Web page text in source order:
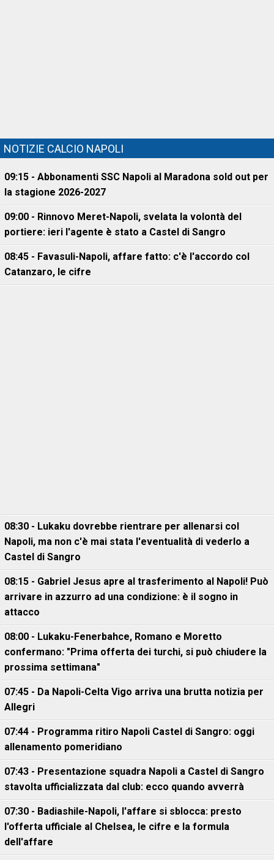
NOTIZIE CALCIO NAPOLI
09:15 - Abbonamenti SSC Napoli al Maradona sold out per
la stagione 2026-2027
09:00 - Rinnovo Meret-Napoli, svelata la volontà del
portiere: ieri l'agente è stato a Castel di Sangro
08:45 - Favasuli-Napoli, affare fatto: c'è l'accordo col
Catanzaro, le cifre
08:30 - Lukaku dovrebbe rientrare per allenarsi col
Napoli, ma non c'è mai stata l'eventualità di vederlo a
Castel di Sangro
08:15 - Gabriel Jesus apre al trasferimento al Napoli! Può
arrivare in azzurro ad una condizione: è il sogno in
attacco
08:00 - Lukaku-Fenerbahce, Romano e Moretto
confermano: "Prima offerta dei turchi, si può chiudere la
prossima settimana"
07:45 - Da Napoli-Celta Vigo arriva una brutta notizia per
Allegri
07:44 - Programma ritiro Napoli Castel di Sangro: oggi
allenamento pomeridiano
07:43 - Presentazione squadra Napoli a Castel di Sangro
stavolta ufficializzata dal club: ecco quando avverrà
07:30 - Badiashile-Napoli, l'affare si sblocca: presto
l'offerta ufficiale al Chelsea, le cifre e la formula
dell'affare